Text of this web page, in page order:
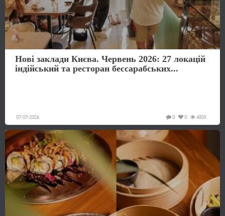
Нові заклади Києва. Червень 2026: 27 локацій
індійський та ресторан бессарабських...
07-07-2026 4805
0
0